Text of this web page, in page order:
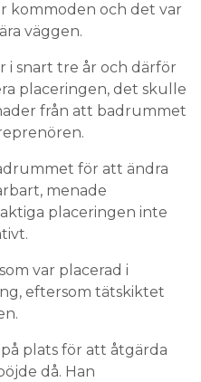
kommoden och det var
väggen.
i snart tre år och därför
placeringen, det skulle
från att badrummet
för att ändra
menade
placeringen inte
var placerad i
eftersom tätskiktet
plats för att åtgärda
då. Han